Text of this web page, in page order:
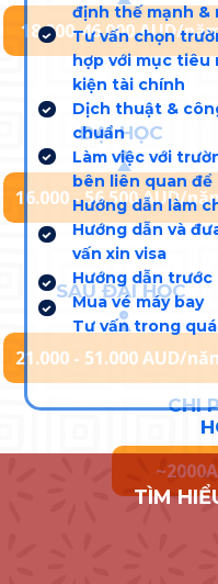
18.000-46.000 AUD/
ĐẠI HỌC
16.000 - 56.500 AUD/
SAU ĐẠI HỌC
21.000 - 51.000 AUD/
CHI
định thế mạnh &
Tư vấn chọn
hợp với mục tiêu
kiện tài chính
Dịch thuật &
chuẩn
Làm việc với
bên liên quan
Hướng dẫn làm
Hướng dẫn và
vấn xin visa
Hướng dẫn
Mua vé máy bay
Tư vấn trong
TÌM